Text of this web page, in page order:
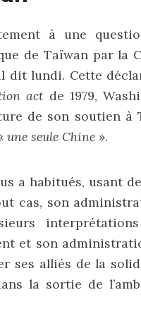
à une
de Taïwan par la
dit lundi. Cette
actde 1979,
de son soutien à
une seule Chine ».
a habitués, usant
cas, son
et son
ses alliés de la
la sortie de